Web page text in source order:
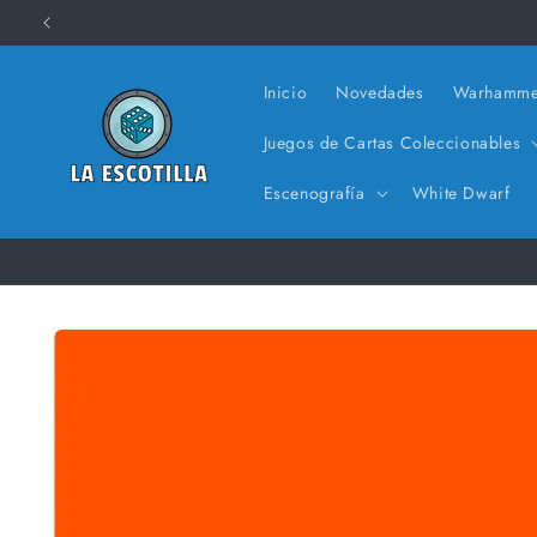
directamente
al contenido
Inicio Novedades
Juegos de Cartas Coleccionables
Escenografía White Dwarf
directamente